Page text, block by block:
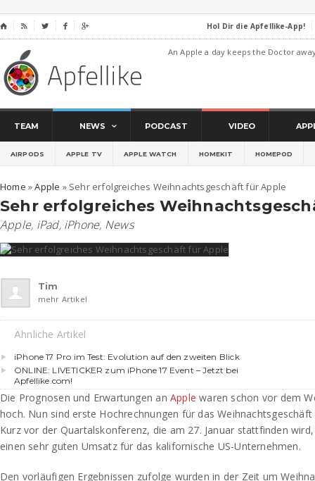
⌂     Hol Dir die Apfellike-App!
An Apple a day keeps the Doctor
TEAM NEWS PODCAST VIDEO
AIRPODS APPLE TV APPLE WATCH HOMEKIT HOMEPOD
Home »Apple » Sehr erfolgreiches Weihnachtsgeschäft für Apple
Sehr erfolgreiches
Apple, iPad, iPhone, News
Tim
mehr Artikel
Ähnliche Artikel
iPhone 17 Pro im Test: Evolution auf den zweiten Blick
ONLINE: LIVETICKER zum iPhone 17 Event – Jetzt bei
Apfellike.com!
Die Prognosen und Erwartungen an Apple waren schon vor dem
hoch. Nun sind erste Hochrechnungen für das
Kurz vor der Quartalskonferenz, die am 27. Januar stattfinden
einen sehr guten Umsatz für das kalifornische US-Unternehmen.
Den vorläufigen Ergebnissen zufolge wurden in der Zeit um